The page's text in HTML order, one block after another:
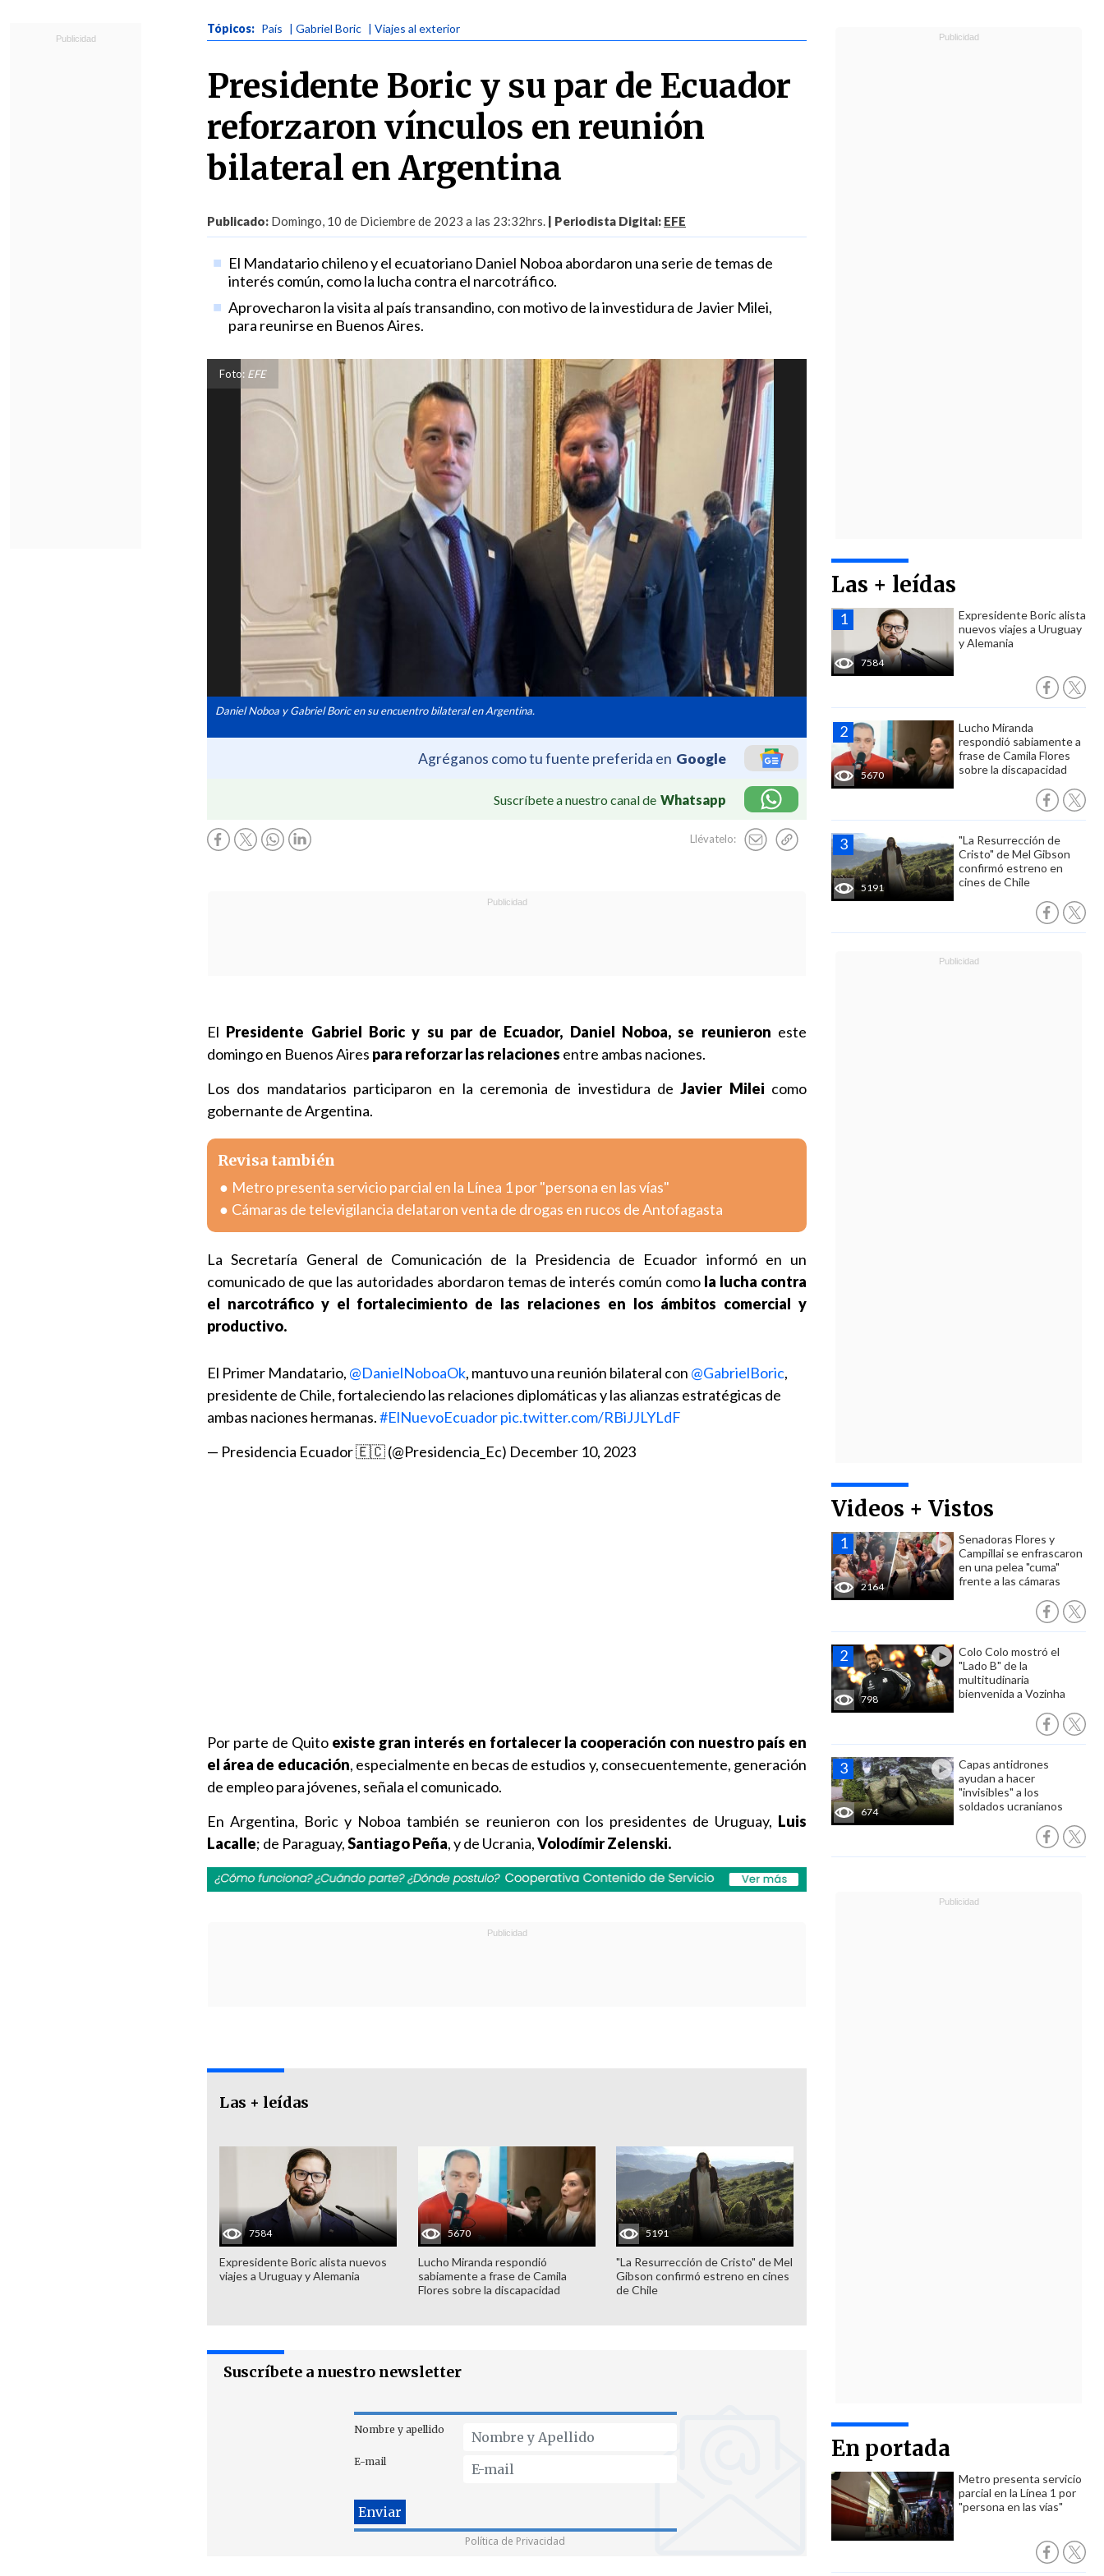
Tópicos: País | Gabriel Boric | Viajes al exterior
Presidente Boric y su par de Ecuador
reforzaron vínculos en reunión
bilateral en Argentina
Publicado: Domingo, 10 de Diciembre de 2023 a las 23:32hrs. | Periodista Digital: EFE
El Mandatario chileno y el ecuatoriano Daniel Noboa abordaron una serie de temas de
interés común, como la lucha contra el narcotráfico.
Aprovecharon la visita al país transandino, con motivo de la investidura de Javier Milei,
para reunirse en Buenos Aires.
Foto: EFE
Daniel Noboa y Gabriel Boric en su encuentro bilateral en Argentina.
Agréganos como tu fuente preferida en Google
Suscríbete a nuestro canal de Whatsapp
Llévatelo:
Las + leídas
7584
Expresidente Boric alista
nuevos viajes a Uruguay
y Alemania
5670
Lucho Miranda
respondió sabiamente a
frase de Camila Flores
sobre la discapacidad
5191
"La Resurrección de
Cristo" de Mel Gibson
confirmó estreno en
cines de Chile
Videos + Vistos
2164
Senadoras Flores y
Campillai se enfrascaron
en una pelea "cuma"
frente a las cámaras
798
Colo Colo mostró el
"Lado B" de la
multitudinaria
bienvenida a Vozinha
674
Capas antidrones
ayudan a hacer
"invisibles" a los
soldados ucranianos
En portada
Metro presenta servicio
parcial en la Línea 1 por
"persona en las vías"
El Presidente Gabriel Boric y su par de Ecuador, Daniel Noboa, se reunieron este
domingo en Buenos Aires para reforzar las relaciones entre ambas naciones.
Los dos mandatarios participaron en la ceremonia de investidura deJavier Milei como
gobernante de Argentina.
Revisa también
Metro presenta servicio parcial en la Línea 1 por "persona en las vías"
Cámaras de televigilancia delataron venta de drogas en rucos de Antofagasta
La Secretaría General de Comunicación de la Presidencia de Ecuador informó en un
comunicado de que las autoridades abordaron temas de interés común como la lucha contra
el narcotráfico y el fortalecimiento de las relaciones en los ámbitos comercial y
productivo.
El Primer Mandatario, @DanielNoboaOk, mantuvo una reunión bilateral con @GabrielBoric,
presidente de Chile, fortaleciendo las relaciones diplomáticas y las alianzas estratégicas de
ambas naciones hermanas.#ElNuevoEcuadorpic.twitter.com/RBiJJLYLdF
— Presidencia Ecuador 🇪🇨 (@Presidencia_Ec) December 10, 2023
Por parte de Quito existe gran interés en fortalecer la cooperación con nuestro país en
el área de educación, especialmente en becas de estudios y, consecuentemente, generación
de empleo para jóvenes, señala el comunicado.
En Argentina, Boric y Noboa también se reunieron con los presidentes de Uruguay, Luis
Lacalle; de Paraguay,Santiago Peña, y de Ucrania,Volodímir Zelenski.
Las + leídas
7584
Expresidente Boric alista nuevos
viajes a Uruguay y Alemania
5670
Lucho Miranda respondió
sabiamente a frase de Camila
Flores sobre la discapacidad
5191
"La Resurrección de Cristo" de Mel
Gibson confirmó estreno en cines
de Chile
Suscríbete a nuestro newsletter
Nombre y apellido
E-mail
Política de Privacidad